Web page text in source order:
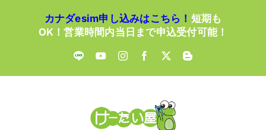
カナダesim申し込みはこちら！ 短期も
OK！営業時間内当日まで申込受付可能！
LINE YouTubeInstagramFacebook
X Blogger